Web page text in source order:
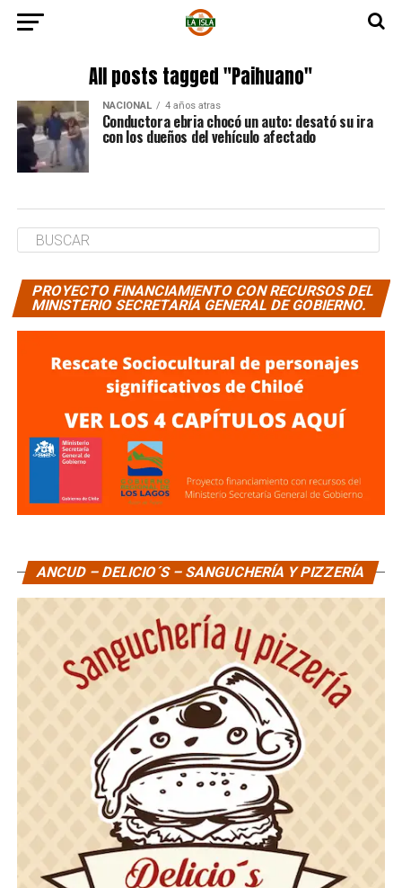
All posts tagged "Paihuano"
NACIONAL 4 años atras
Conductora ebria chocó un auto: desató su ira
con los dueños del vehículo afectado
PROYECTO FINANCIAMIENTO CON RECURSOS DEL
MINISTERIO SECRETARÍA GENERAL DE GOBIERNO.
ANCUD – DELICIO´S – SANGUCHERÍA Y PIZZERÍA